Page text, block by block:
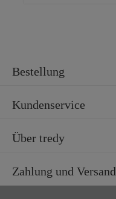
Bestellung
Kundenservice
Über tredy
Zahlung und Versand